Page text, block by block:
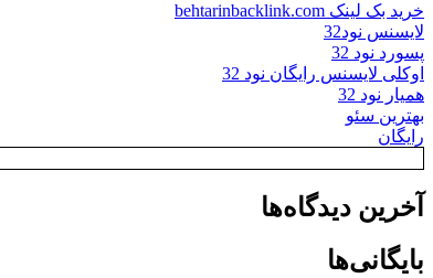
خرید بک لینک behtarinbacklink.com
لایسنس نود32
پسورد نود 32
اوکلی لایسنس رایگان نود 32
همیار نود 32
بهترین سئو
رایگان
آخرین دیدگاه‌ها
بایگانی‌ها